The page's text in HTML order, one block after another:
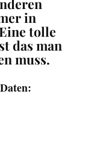
in
tolle
das man
muss.